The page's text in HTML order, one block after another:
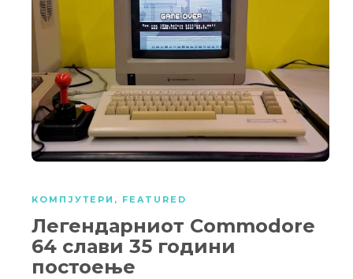
КОМПЈУТЕРИ , FEATURED
Легендарниот Commodore
64 слави 35 години
постоење